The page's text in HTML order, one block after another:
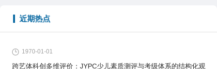
近期热点
1970-01-01
跨艺体科创多维评价：JYPC少儿素质测评与考级体系的结构化观